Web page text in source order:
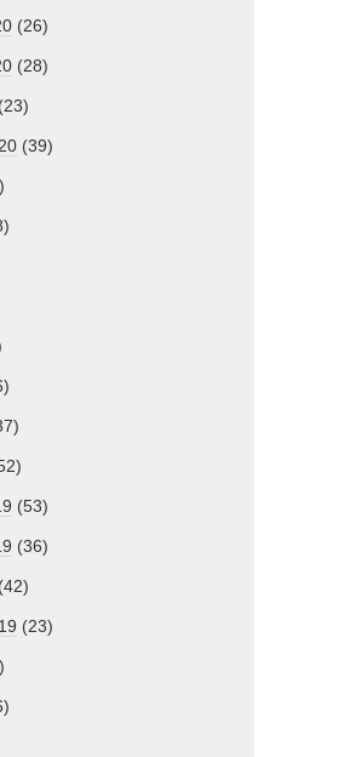
(26)
(28)
(23)
(39)
(53)
(36)
(42)
(23)